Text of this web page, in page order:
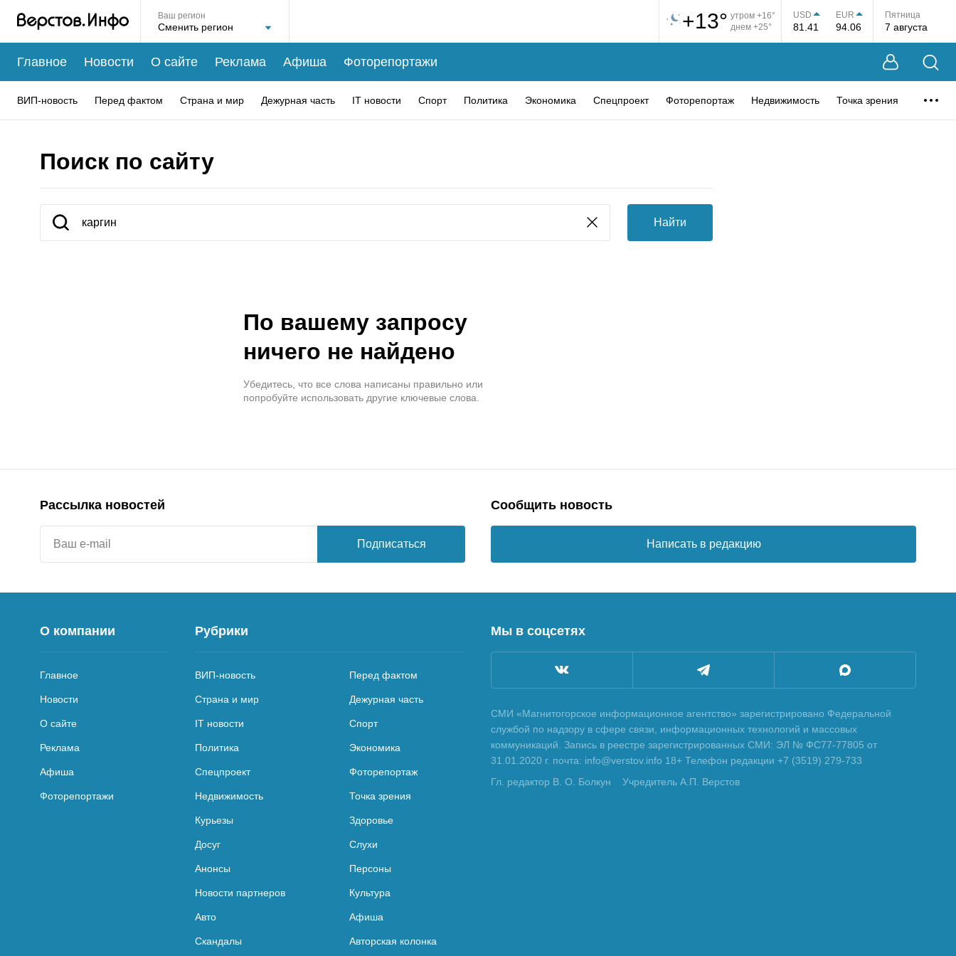
Ваш регион +13° утром +16°
днем +25°
USD
81.41
EUR
94.06
Пятница
7 августа
Главное Новости О сайте Реклама Афиша Фоторепортажи
ВИП-новость Перед фактом Страна и мир Дежурная часть IT новости Спорт Политика Экономика Спецпроект Фоторепортаж Недвижимость Точка зрения
Поиск по сайту
Найти
По вашему запросу
ничего не найдено
Убедитесь, что все слова написаны правильно или
попробуйте использовать другие ключевые слова.
Рассылка новостей
Подписаться
Сообщить новость
Написать в редакцию
О компании
Главное
Новости
О сайте
Реклама
Афиша
Фоторепортажи
Рубрики
ВИП-новость Перед фактом
Страна и мир Дежурная часть
IT новости Спорт
Политика Экономика
Спецпроект Фоторепортаж
Недвижимость Точка зрения
Курьезы Здоровье
Досуг Слухи
Анонсы Персоны
Новости партнеров Культура
Авто Афиша
Скандалы Авторская колонка
Мы в соцсетях
СМИ «Магнитогорское информационное агентство» зарегистрировано Федеральной
службой по надзору в сфере связи, информационных технологий и массовых
коммуникаций. Запись в реестре зарегистрированных СМИ: ЭЛ № ФС77-77805 от
31.01.2020 г. почта: info@verstov.info 18+ Телефон редакции +7 (3519) 279-733
Гл. редактор В. О. Болкун
Учредитель А.П. Верстов